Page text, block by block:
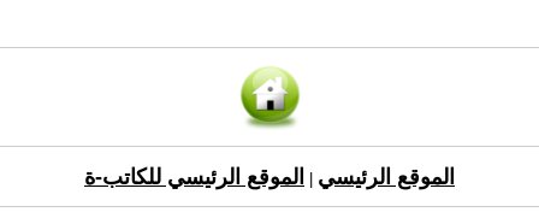
الموقع الرئيسي الموقع الرئيسي للكاتب-ة